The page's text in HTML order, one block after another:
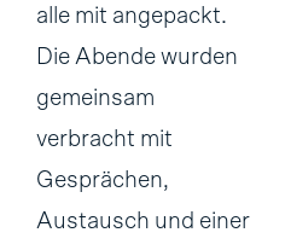
alle mit angepackt.
Die Abende wurden
gemeinsam
verbracht mit
Gesprächen,
Austausch und einer